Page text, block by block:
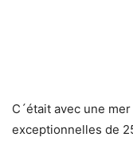
C´était avec une
exceptionnelles de